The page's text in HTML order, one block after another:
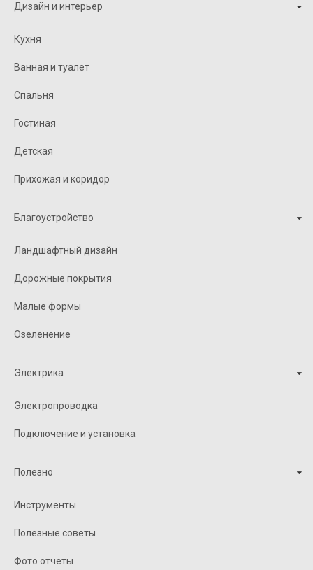
Дизайн и интерьер
Кухня
Ванная и туалет
Спальня
Гостиная
Детская
Прихожая и коридор
Благоустройство
Ландшафтный дизайн
Дорожные покрытия
Малые формы
Озеленение
Электрика
Электропроводка
Подключение и установка
Полезно
Инструменты
Полезные советы
Фото отчеты